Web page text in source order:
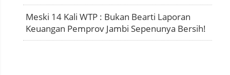
Meski 14 Kali WTP : Bukan Bearti Laporan
Keuangan Pemprov Jambi Sepenunya Bersih!